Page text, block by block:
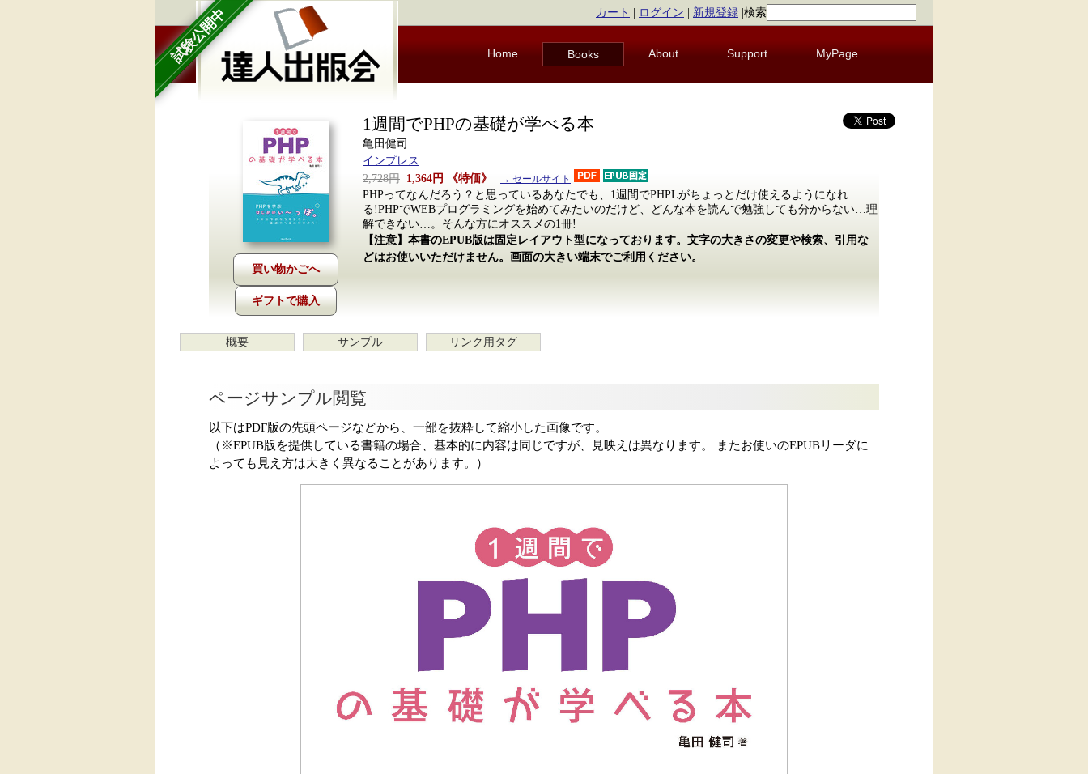
試験公開中 カート ログイン 新規登録 検索
Home Books About Support MyPage
ギフトで購入
1週間でPHPの基礎が学べる本
亀田健司
インプレス
2,728円 1,364円 《特価》 → セールサイト
PHPってなんだろう？と思っているあなたでも、1週間でPHPLがちょっとだけ使えるようになれ
る!PHPでWEBプログラミングを始めてみたいのだけど、どんな本を読んで勉強しても分からない…理
解できない…。そんな方にオススメの1冊!
【注意】本書のEPUB版は固定レイアウト型になっております。文字の大きさの変更や検索、引用な
どはお使いいただけません。画面の大きい端末でご利用ください。
概要 サンプル リンク用タグ
ページサンプル閲覧
以下はPDF版の先頭ページなどから、一部を抜粋して縮小した画像です。
（※EPUB版を提供している書籍の場合、基本的に内容は同じですが、見映えは異なります。 またお使いのEPUBリーダに
よっても見え方は大きく異なることがあります。）